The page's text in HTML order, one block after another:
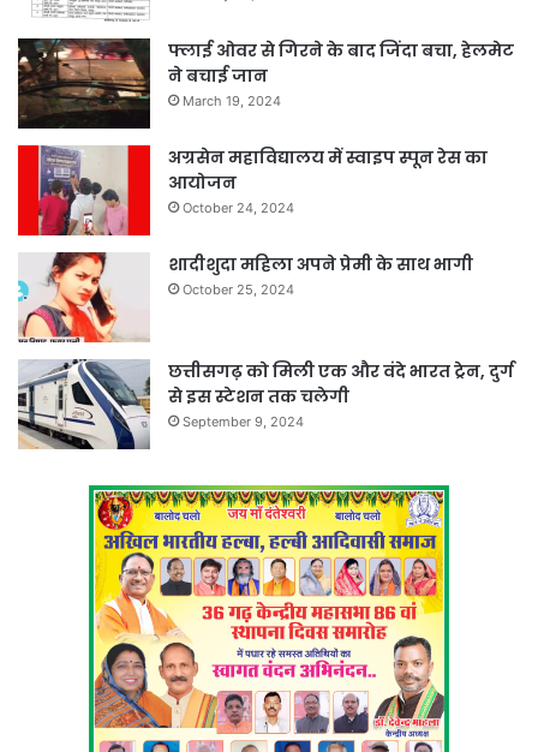
फ्लाई ओवर से गिरने के बाद जिंदा बचा, हेलमेट
ने बचाई जान
March 19, 2024
अग्रसेन महाविद्यालय में स्वाइप स्पून रेस का
आयोजन
October 24, 2024
शादीशुदा महिला अपने प्रेमी के साथ भागी
October 25, 2024
छत्तीसगढ़ को मिली एक और वंदे भारत ट्रेन, दुर्ग
से इस स्टेशन तक चलेगी
September 9, 2024